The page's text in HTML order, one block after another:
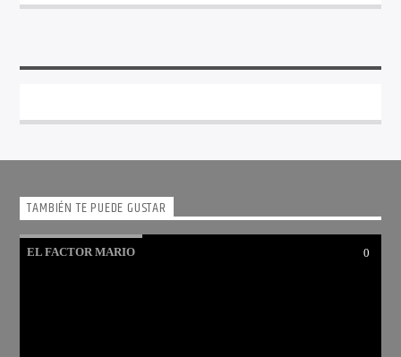
TAMBIÉN TE PUEDE GUSTAR
EL FACTOR MARIO 0